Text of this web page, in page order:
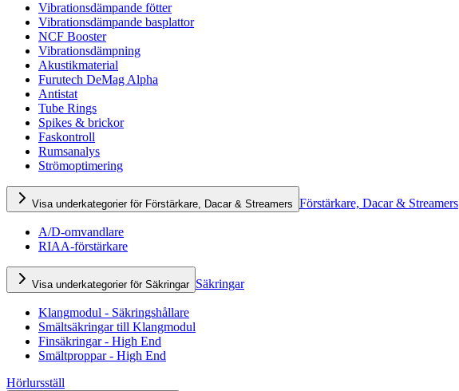
Vibrationsdämpande fötter
Vibrationsdämpande basplattor
NCF Booster
Vibrationsdämpning
Akustikmaterial
Furutech DeMag Alpha
Antistat
Tube Rings
Spikes & brickor
Faskontroll
Rumsanalys
Strömoptimering
Visa underkategorier för Förstärkare, Dacar & Streamers Förstärkare, Dacar & Streamers
A/D-omvandlare
RIAA-förstärkare
Visa underkategorier för Säkringar Säkringar
Klangmodul - Säkringshållare
Smältsäkringar till Klangmodul
Finsäkringar - High End
Smältproppar - High End
Hörlursställ